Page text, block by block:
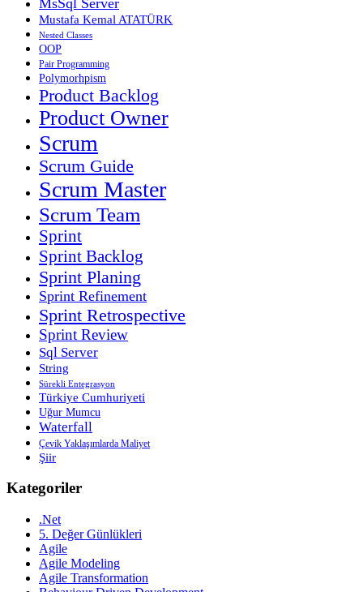
Mustafa Kemal ATATÜRK
Nested Classes
OOP
Pair Programming
Polymorhpism
Product Backlog
Product Owner
Scrum
Scrum Guide
Scrum Master
Scrum Team
Sprint
Sprint Backlog
Sprint Planing
Sprint Refinement
Sprint Retrospective
Sprint Review
Sql Server
String
Sürekli Entegrasyon
Türkiye Cumhuriyeti
Uğur Mumcu
Waterfall
Çevik Yaklaşımlarda Maliyet
Şiir
Kategoriler
.Net
5. Değer Günlükleri
Agile
Agile Modeling
Agile Transformation